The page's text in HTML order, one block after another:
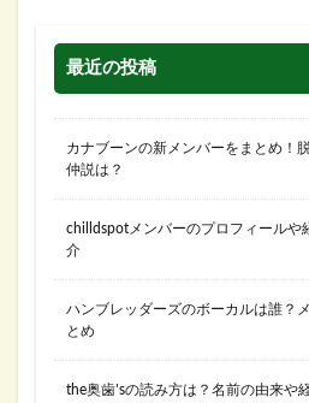
最近の投稿
カナブーンの新メンバーをまとめ！
仲説は？
chilldspotメンバーのプロフィールや
介
ハンブレッダーズのボーカルは誰？
とめ
the奥歯’sの読み方は？名前の由来や